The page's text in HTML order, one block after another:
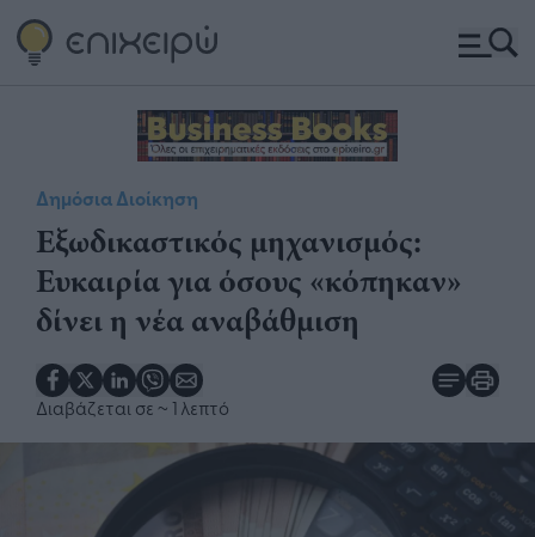
Δημόσια Διοίκηση
Εξωδικαστικός μηχανισμός:
Ευκαιρία για όσους «κόπηκαν»
δίνει η νέα αναβάθμιση
Διαβάζεται σε ~ 1 λεπτό